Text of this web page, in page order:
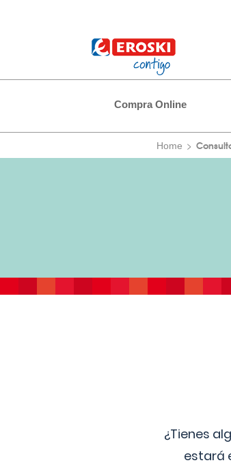
Compra Online
Home
¿Tienes
estará